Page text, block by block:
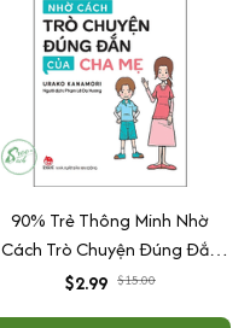
90% Trẻ Thông Minh Nhờ
Cách Trò Chuyện Đúng Đắn
Của Cha Mẹ
$2.99 $15.00